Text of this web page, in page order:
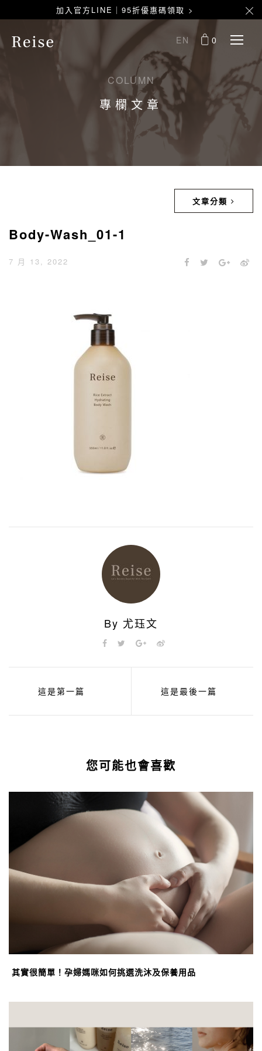
加入官方LINE｜95折優惠碼領取 >
EN 0
COLUMN
專欄文章
文章分類
Body-Wash_01-1
7 月 13, 2022
By 尤珏文
這是第一篇 這是最後一篇
您可能也會喜歡
其實很簡單！孕婦媽咪如何挑選洗沐及保養用品